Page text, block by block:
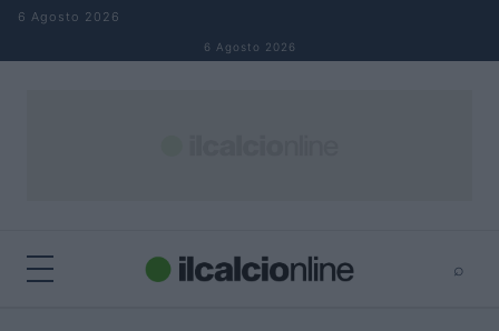
Salta al contenuto
6 Agosto 2026
6 Agosto 2026
⌕